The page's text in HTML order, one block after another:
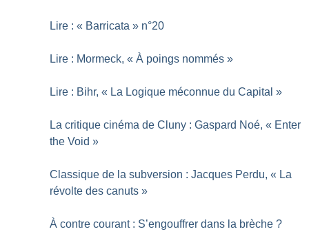
Lire : « Barricata » n°20
Lire : Mormeck, « À poings nommés »
Lire : Bihr, « La Logique méconnue du Capital »
La critique cinéma de Cluny : Gaspard Noé, « Enter
the Void »
Classique de la subversion : Jacques Perdu, « La
révolte des canuts »
À contre courant : S’engouffrer dans la brèche ?